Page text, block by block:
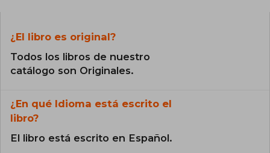
¿El libro es original?
Todos los libros de nuestro
catálogo son Originales.
¿En qué Idioma está escrito el
libro?
El libro está escrito en Español.